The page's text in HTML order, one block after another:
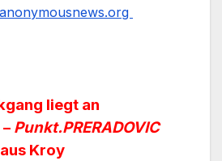
anonymousnews.org
liegt an
Punkt.PRERADOVIC
Kroy